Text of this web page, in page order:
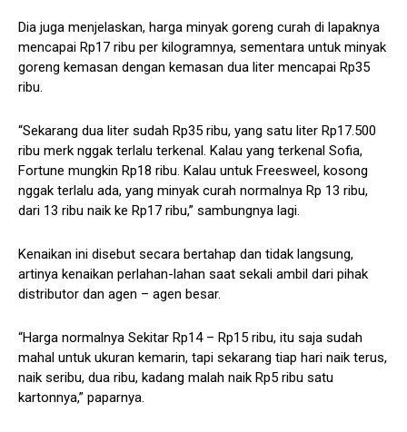
Dia juga menjelaskan, harga minyak goreng curah di lapaknya
mencapai Rp17 ribu per kilogramnya, sementara untuk minyak
goreng kemasan dengan kemasan dua liter mencapai Rp35
ribu.
“Sekarang dua liter sudah Rp35 ribu, yang satu liter Rp17.500
ribu merk nggak terlalu terkenal. Kalau yang terkenal Sofia,
Fortune mungkin Rp18 ribu. Kalau untuk Freesweel, kosong
nggak terlalu ada, yang minyak curah normalnya Rp 13 ribu,
dari 13 ribu naik ke Rp17 ribu,” sambungnya lagi.
Kenaikan ini disebut secara bertahap dan tidak langsung,
artinya kenaikan perlahan-lahan saat sekali ambil dari pihak
distributor dan agen – agen besar.
“Harga normalnya Sekitar Rp14 – Rp15 ribu, itu saja sudah
mahal untuk ukuran kemarin, tapi sekarang tiap hari naik terus,
naik seribu, dua ribu, kadang malah naik Rp5 ribu satu
kartonnya,” paparnya.